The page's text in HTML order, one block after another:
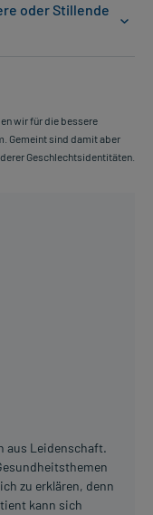
oder Stillende
wir für die bessere
Gemeint sind damit aber
Geschlechtsidentitäten.
aus Leidenschaft.
zu erklären, denn
kann sich